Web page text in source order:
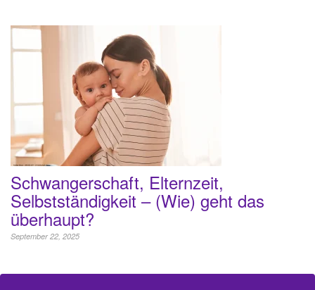
Schwangerschaft, Elternzeit,
Selbstständigkeit – (Wie) geht das
überhaupt?
September 22, 2025